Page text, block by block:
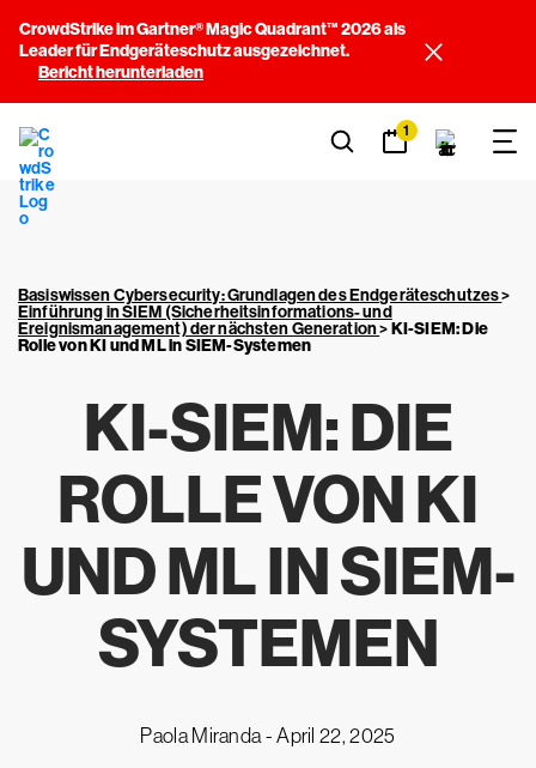
CrowdStrike im Gartner® Magic Quadrant™ 2026 als
Leader für Endgeräteschutz ausgezeichnet.
Bericht herunterladen
1
Basiswissen Cybersecurity: Grundlagen des Endgeräteschutzes>
Einführung in SIEM (Sicherheitsinformations- und
Ereignismanagement) der nächsten Generation>KI-SIEM: Die
Rolle von KI und ML in SIEM-Systemen
KI-SIEM: DIE
ROLLE VON KI
UND ML IN SIEM-
SYSTEMEN
Paola Miranda -April 22, 2025